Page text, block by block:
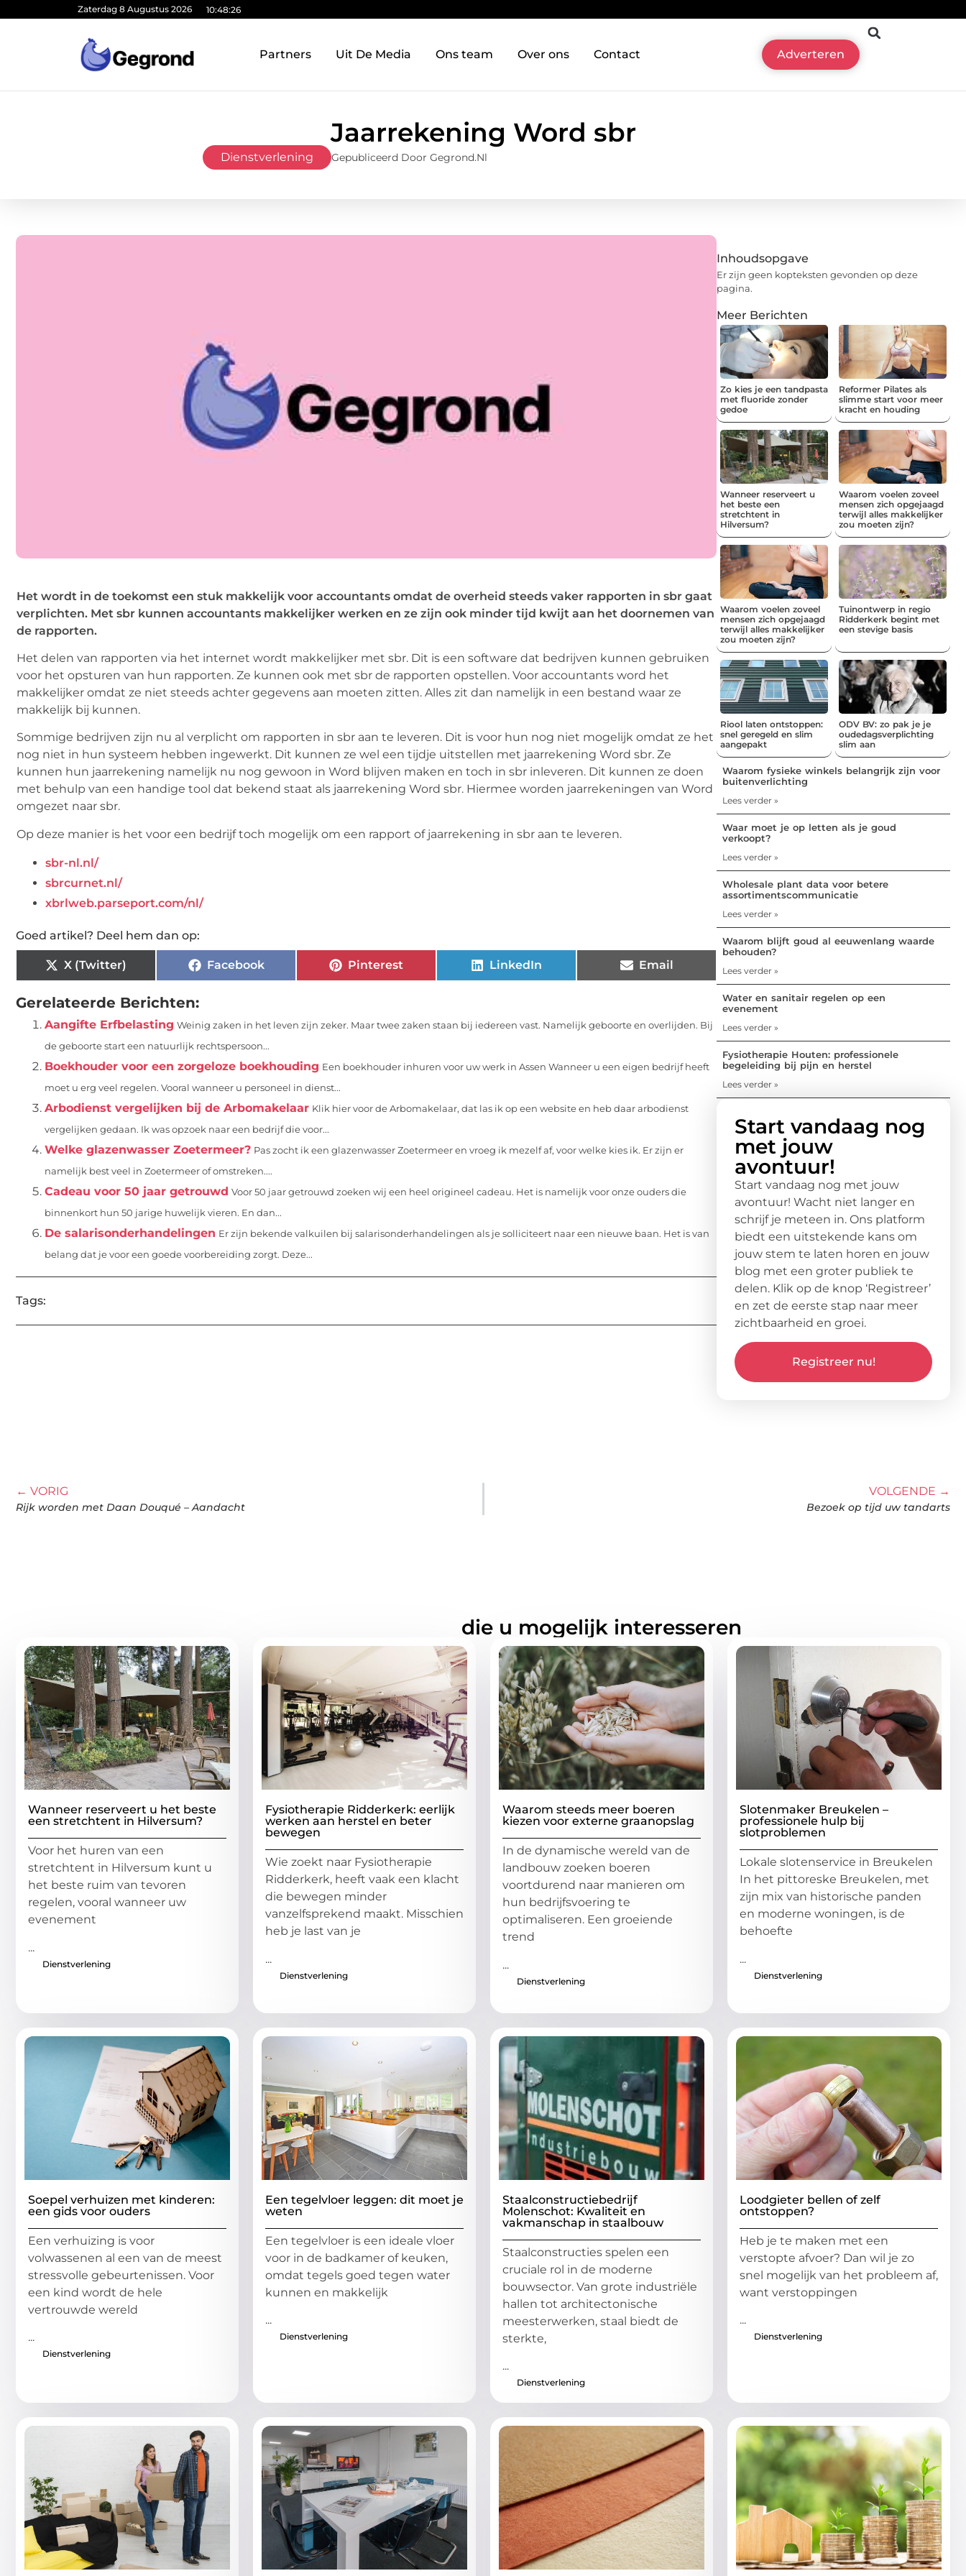
Zaterdag 8 Augustus 2026 10:48:27
Partners Uit De Media Ons team Over ons Contact Adverteren
Jaarrekening Word sbr
Dienstverlening Gepubliceerd Door Gegrond.nl
Het wordt in de toekomst een stuk makkelijk voor accountants omdat de overheid steeds vaker rapporten in sbr gaat
verplichten. Met sbr kunnen accountants makkelijker werken en ze zijn ook minder tijd kwijt aan het doornemen van
de rapporten.
Het delen van rapporten via het internet wordt makkelijker met sbr. Dit is een software dat bedrijven kunnen gebruiken
voor het opsturen van hun rapporten. Ze kunnen ook met sbr de rapporten opstellen. Voor accountants word het
makkelijker omdat ze niet steeds achter gegevens aan moeten zitten. Alles zit dan namelijk in een bestand waar ze
makkelijk bij kunnen.
Sommige bedrijven zijn nu al verplicht om rapporten in sbr aan te leveren. Dit is voor hun nog niet mogelijk omdat ze het
nog niet in hun systeem hebben ingewerkt. Dit kunnen ze wel een tijdje uitstellen met jaarrekening Word sbr. Ze
kunnen hun jaarrekening namelijk nu nog gewoon in Word blijven maken en toch in sbr inleveren. Dit kunnen ze doen
met behulp van een handige tool dat bekend staat als jaarrekening Word sbr. Hiermee worden jaarrekeningen van Word
omgezet naar sbr.
Op deze manier is het voor een bedrijf toch mogelijk om een rapport of jaarrekening in sbr aan te leveren.
sbr-nl.nl/
sbrcurnet.nl/
xbrlweb.parseport.com/nl/
Goed artikel? Deel hem dan op:
X (Twitter) Facebook Pinterest LinkedIn Email
Gerelateerde Berichten:
Aangifte Erfbelasting Weinig zaken in het leven zijn zeker. Maar twee zaken staan bij iedereen vast. Namelijk geboorte en overlijden. Bij
de geboorte start een natuurlijk rechtspersoon...
Boekhouder voor een zorgeloze boekhouding Een boekhouder inhuren voor uw werk in Assen Wanneer u een eigen bedrijf heeft
moet u erg veel regelen. Vooral wanneer u personeel in dienst...
Arbodienst vergelijken bij de Arbomakelaar Klik hier voor de Arbomakelaar, dat las ik op een website en heb daar arbodienst
vergelijken gedaan. Ik was opzoek naar een bedrijf die voor...
Welke glazenwasser Zoetermeer? Pas zocht ik een glazenwasser Zoetermeer en vroeg ik mezelf af, voor welke kies ik. Er zijn er
namelijk best veel in Zoetermeer of omstreken....
Cadeau voor 50 jaar getrouwd Voor 50 jaar getrouwd zoeken wij een heel origineel cadeau. Het is namelijk voor onze ouders die
binnenkort hun 50 jarige huwelijk vieren. En dan...
De salarisonderhandelingen Er zijn bekende valkuilen bij salarisonderhandelingen als je solliciteert naar een nieuwe baan. Het is van
belang dat je voor een goede voorbereiding zorgt. Deze...
Tags:
Inhoudsopgave
Er zijn geen kopteksten gevonden op deze
pagina.
Meer Berichten
Zo kies je een tandpasta
met fluoride zonder
gedoe
Reformer Pilates als
slimme start voor meer
kracht en houding
Wanneer reserveert u
het beste een
stretchtent in
Hilversum?
Waarom voelen zoveel
mensen zich opgejaagd
terwijl alles makkelijker
zou moeten zijn?
Waarom voelen zoveel
mensen zich opgejaagd
terwijl alles makkelijker
zou moeten zijn?
Tuinontwerp in regio
Ridderkerk begint met
een stevige basis
Riool laten ontstoppen:
snel geregeld en slim
aangepakt
ODV BV: zo pak je je
oudedagsverplichting
slim aan
Waarom fysieke winkels belangrijk zijn voor
buitenverlichting
Lees verder »
Waar moet je op letten als je goud
verkoopt?
Lees verder »
Wholesale plant data voor betere
assortimentscommunicatie
Lees verder »
Waarom blijft goud al eeuwenlang waarde
behouden?
Lees verder »
Water en sanitair regelen op een
evenement
Lees verder »
Fysiotherapie Houten: professionele
begeleiding bij pijn en herstel
Lees verder »
Start vandaag nog
met jouw
avontuur!
Start vandaag nog met jouw
avontuur! Wacht niet langer en
schrijf je meteen in. Ons platform
biedt een uitstekende kans om
jouw stem te laten horen en jouw
blog met een groter publiek te
delen. Klik op de knop ‘Registreer’
en zet de eerste stap naar meer
zichtbaarheid en groei.
Registreer nu!
← VORIG
Rijk worden met Daan Douqué – Aandacht
VOLGENDE →
Bezoek op tijd uw tandarts
die u mogelijk interesseren
Wanneer reserveert u het beste
een stretchtent in Hilversum?
Voor het huren van een
stretchtent in Hilversum kunt u
het beste ruim van tevoren
regelen, vooral wanneer uw
evenement
...
Dienstverlening
Fysiotherapie Ridderkerk: eerlijk
werken aan herstel en beter
bewegen
Wie zoekt naar Fysiotherapie
Ridderkerk, heeft vaak een klacht
die bewegen minder
vanzelfsprekend maakt. Misschien
heb je last van je
...
Dienstverlening
Waarom steeds meer boeren
kiezen voor externe graanopslag
In de dynamische wereld van de
landbouw zoeken boeren
voortdurend naar manieren om
hun bedrijfsvoering te
optimaliseren. Een groeiende
trend
...
Dienstverlening
Slotenmaker Breukelen –
professionele hulp bij
slotproblemen
Lokale slotenservice in Breukelen
In het pittoreske Breukelen, met
zijn mix van historische panden
en moderne woningen, is de
behoefte
...
Dienstverlening
Soepel verhuizen met kinderen:
een gids voor ouders
Een verhuizing is voor
volwassenen al een van de meest
stressvolle gebeurtenissen. Voor
een kind wordt de hele
vertrouwde wereld
...
Dienstverlening
Een tegelvloer leggen: dit moet je
weten
Een tegelvloer is een ideale vloer
voor in de badkamer of keuken,
omdat tegels goed tegen water
kunnen en makkelijk
...
Dienstverlening
Staalconstructiebedrijf
Molenschot: Kwaliteit en
vakmanschap in staalbouw
Staalconstructies spelen een
cruciale rol in de moderne
bouwsector. Van grote industriële
hallen tot architectonische
meesterwerken, staal biedt de
sterkte,
...
Dienstverlening
Loodgieter bellen of zelf
ontstoppen?
Heb je te maken met een
verstopte afvoer? Dan wil je zo
snel mogelijk van het probleem af,
want verstoppingen
...
Dienstverlening